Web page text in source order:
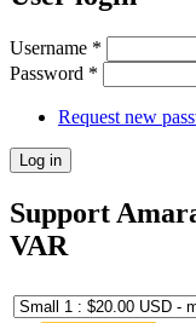
Username *
Password *
Request new
Support
VAR